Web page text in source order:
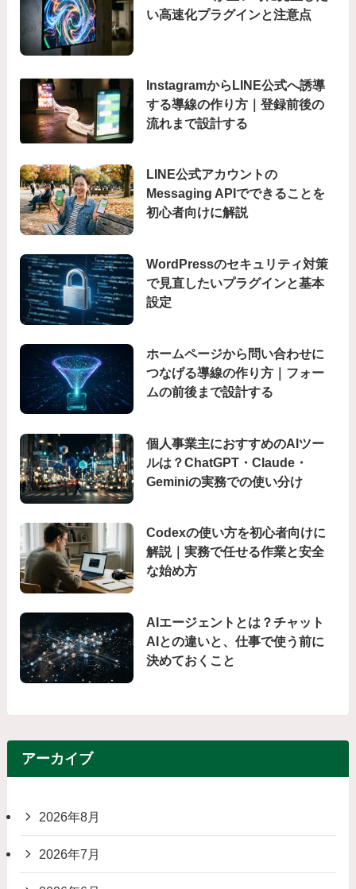
い高速化プラグインと注意点
InstagramからLINE公式へ誘導
する導線の作り方｜登録前後の
流れまで設計する
LINE公式アカウントの
Messaging APIでできることを
初心者向けに解説
WordPressのセキュリティ対策
で見直したいプラグインと基本
設定
ホームページから問い合わせに
つなげる導線の作り方｜フォー
ムの前後まで設計する
個人事業主におすすめのAIツー
ルは？ChatGPT・Claude・
Geminiの実務での使い分け
Codexの使い方を初心者向けに
解説｜実務で任せる作業と安全
な始め方
AIエージェントとは？チャット
AIとの違いと、仕事で使う前に
決めておくこと
アーカイブ
2026年8月
2026年7月